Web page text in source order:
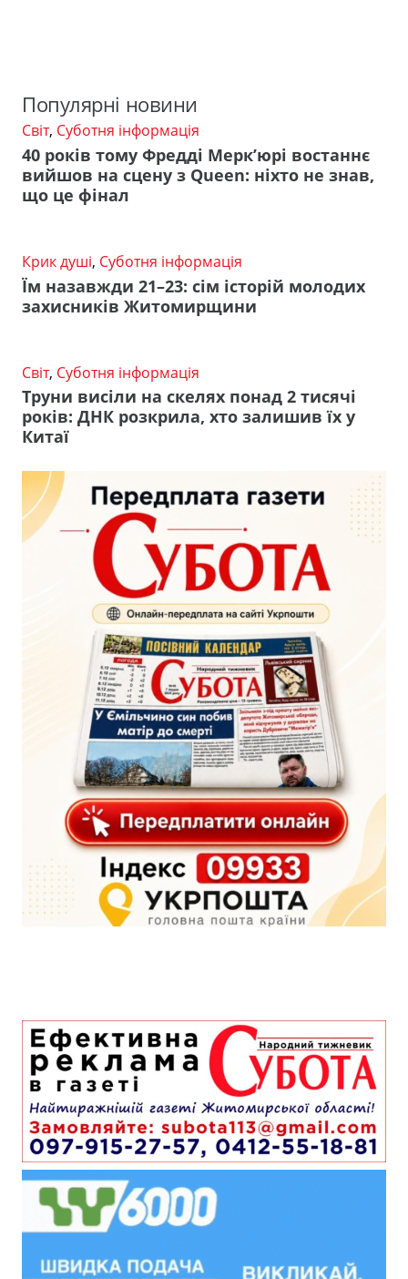
Популярні новини
Світ, Суботня інформація
40 років тому Фредді Мерк’юрі востаннє
вийшов на сцену з Queen: ніхто не знав,
що це фінал
Крик душі, Суботня інформація
Їм назавжди 21–23: сім історій молодих
захисників Житомирщини
Світ, Суботня інформація
Труни висіли на скелях понад 2 тисячі
років: ДНК розкрила, хто залишив їх у
Китаї